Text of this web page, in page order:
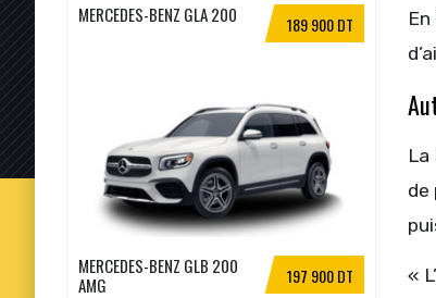
La
de
«
189 900 DT
MERCEDES-BENZ GLA 200
197 900 DT
MERCEDES-BENZ GLB 200
AMG